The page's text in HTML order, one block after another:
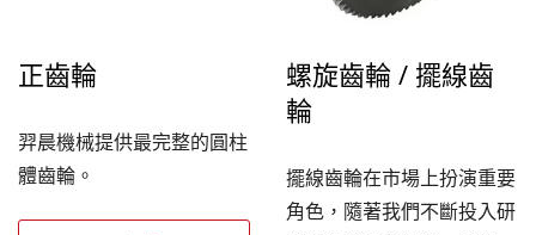
正齒輪
羿晨機械提供最完整的圓柱
體齒輪。
螺旋齒輪 / 擺線齒
輪
擺線齒輪在市場上扮演重要
角色，隨著我們不斷投入研